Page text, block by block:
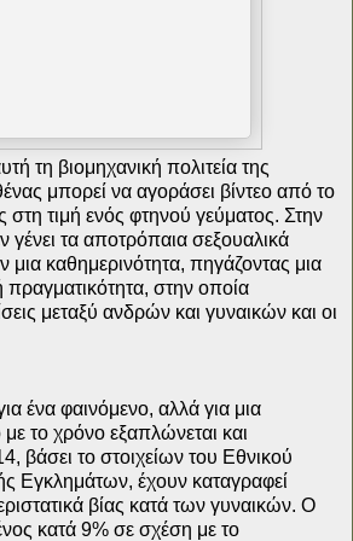
τη βιομηχανική πολιτεία της
μπορεί να αγοράσει βίντεο από το
στη τιμή ενός φτηνού γεύματος. Στην
γένει τα αποτρόπαια σεξουαλικά
μια καθημερινότητα, πηγάζοντας μια
πραγματικότητα, στην οποία
μεταξύ ανδρών και γυναικών και οι
ένα φαινόμενο, αλλά για μια
το χρόνο εξαπλώνεται και
βάσει το στοιχείων του Εθνικού
Εγκλημάτων, έχουν καταγραφεί
βίας κατά των γυναικών. Ο
κατά 9% σε σχέση με το